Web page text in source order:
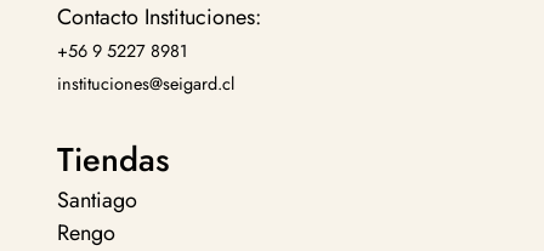
Contacto Instituciones:
+56 9 5227 8981
instituciones@seigard.cl
Tiendas
Santiago
Rengo